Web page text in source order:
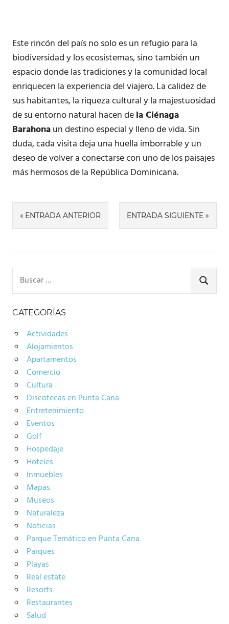
Este rincón del país no solo es un refugio para la
biodiversidad y los ecosistemas, sino también un
espacio donde las tradiciones y la comunidad local
enriquecen la experiencia del viajero. La calidez de
sus habitantes, la riqueza cultural y la majestuosidad
de su entorno natural hacen dela Ciénaga
Barahonaun destino especial y lleno de vida. Sin
duda, cada visita deja una huella imborrable y un
deseo de volver a conectarse con uno de los paisajes
más hermosos de la República Dominicana.
Navegación
de
entradas
ENTRADA ANTERIOR ENTRADA SIGUIENTE
BUSCAR
CATEGORÍAS
Actividades
Alojamientos
Apartamentos
Comercio
Cultura
Discotecas en Punta Cana
Entretenimiento
Eventos
Golf
Hospedaje
Hoteles
Inmuebles
Mapas
Museos
Naturaleza
Noticias
Parque Temático en Punta Cana
Parques
Playas
Real estate
Resorts
Restaurantes
Salud